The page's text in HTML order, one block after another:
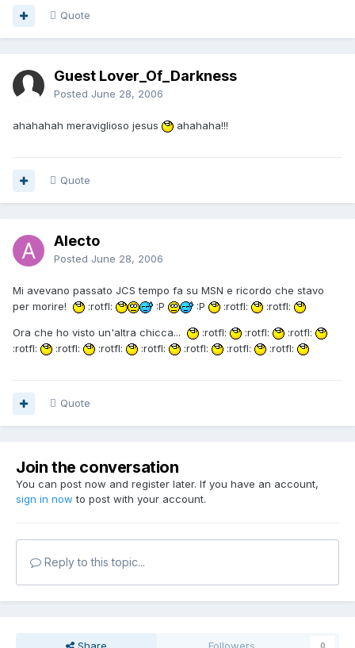
Quote
Guest Lover_Of_Darkness
Posted June 28, 2006
ahahahah meraviglioso jesus ahahaha!!!
Quote
Alecto
Posted June 28, 2006
Mi avevano passato JCS tempo fa su MSN e ricordo che stavo
per morire!
:rotfl: :P :P :rotfl: :rotfl:
Ora che ho visto un'altra chicca... :rotfl: :rotfl:
:rotfl:
:rotfl:
:rotfl: :rotfl: :rotfl: :rotfl: :rotfl: :rotfl:
Quote
Join the conversation
You can post now and register later. If you have an account,
sign in now to post with your account.
Reply to this topic...
0